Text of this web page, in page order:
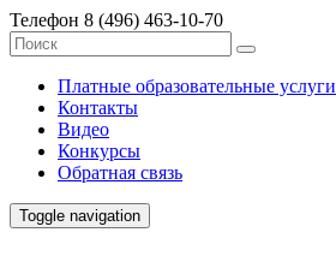
Телефон 8 (496) 463-10-70
Платные образовательные услуги
Контакты
Видео
Конкурсы
Обратная связь
Toggle navigation